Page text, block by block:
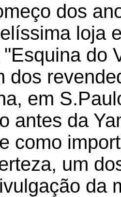
dos
loja
"Esquina do
dos
em
antes da
como
um
da